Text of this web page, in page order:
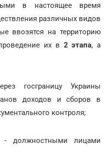
в настоящее время
различных видов
ввозятся на территорию
их в 2 этапа, а
госграницу Украины
доходов и сборов в
контроля;
- должностными лицами